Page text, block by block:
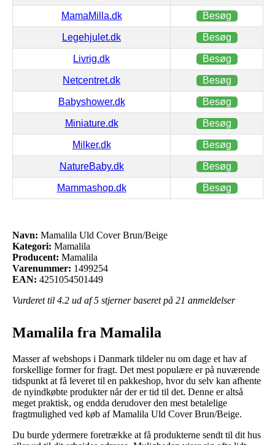
MamaMilla.dk Besøg
Legehjulet.dk Besøg
Livrig.dk Besøg
Netcentret.dk Besøg
Babyshower.dk Besøg
Miniature.dk Besøg
Milker.dk Besøg
NatureBaby.dk Besøg
Mammashop.dk Besøg
Navn: Mamalila Uld Cover Brun/Beige
Kategori: Mamalila
Producent: Mamalila
Varenummer: 1499254
EAN: 4251054501449
Vurderet til 4.2 ud af 5 stjerner baseret på 21 anmeldelser
Mamalila fra Mamalila
Masser af webshops i Danmark tildeler nu om dage et hav af
forskellige former for fragt. Det mest populære er på nuværende
tidspunkt at få leveret til en pakkeshop, hvor du selv kan afhente
de nyindkøbte produkter når der er tid til det. Denne er altså
meget praktisk, og endda derudover den mest betalelige
fragtmulighed ved køb af Mamalila Uld Cover Brun/Beige.
Du burde ydermere foretrække at få produkterne sendt til dit hus